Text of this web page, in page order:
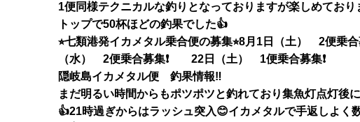
1便同様テクニカルな釣りとなっておりますが楽しめており
トップで50杯ほどの釣果でした👍
⭐︎七類港発イカメタル乗合便の募集⭐︎8月1日（土） 2便乗
（水） 2便乗合募集❗️ 22日（土） 1便乗合募集❗️
隠岐島イカメタル便 釣果情報‼️
まだ明るい時間からもポツポツと釣れており集魚灯点灯後
👍21時過ぎからはラッシュ突入😊イカメタルで手返しよく